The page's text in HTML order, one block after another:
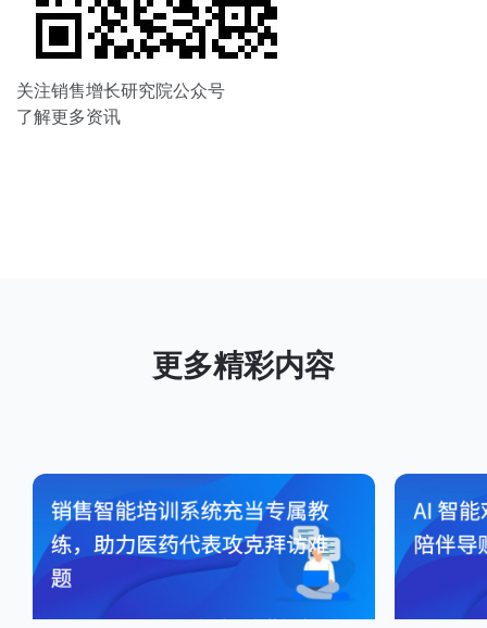
关注销售增长研究院公众号
了解更多资讯